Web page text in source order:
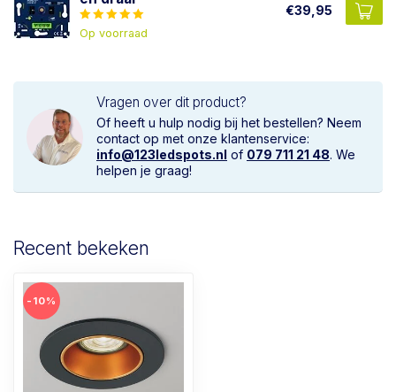
Op voorraad
€39,95
Vragen over dit product?
Of heeft u hulp nodig bij het bestellen? Neem
contact op met onze klantenservice:
info@123ledspots.nl of 079 711 21 48. We
helpen je graag!
Recent bekeken
-10%